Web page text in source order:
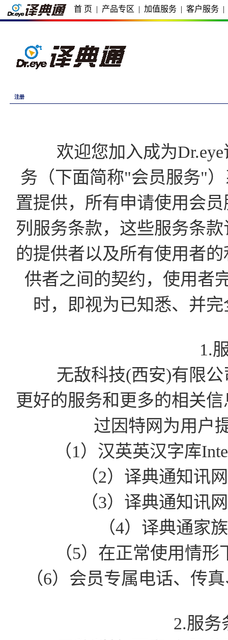
首 页 | 产品专区 | 加值服务 | 客户服务 |
注册
欢迎您加入成为Dr.eye
务（下面简称"会员服务"
置提供，所有申请使用会
列服务条款，这些服务条
的提供者以及所有使用者
供者之间的契约，使用者
时，即视为已知悉、并
1.
无敌科技(西安)有限公
更好的服务和更多的相关
过因特网为用户
（1）汉英英汉字库
（2）译典通知讯
（3）译典通知讯
（4）译典通家
（5）在正常使用情
（6）会员专属电话、传
2.服务